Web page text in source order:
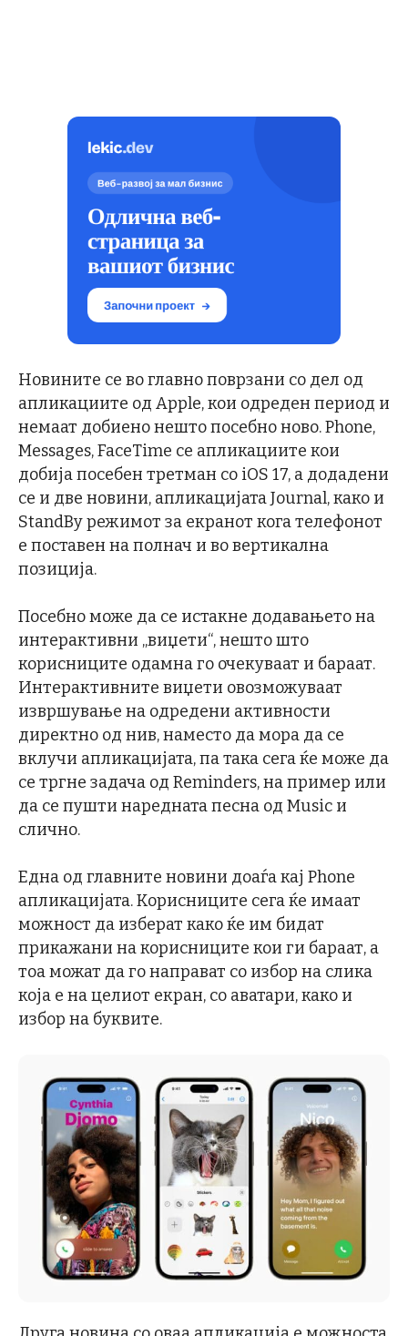
Новините се во главно поврзани со дел од
апликациите од Apple, кои одреден период и
немаат добиено нешто посебно ново. Phone,
Messages, FaceTime се апликациите кои
добија посебен третман со iOS 17, а додадени
се и две новини, апликацијата Journal, како и
StandBy режимот за екранот кога телефонот
е поставен на полнач и во вертикална
позиција.
Посебно може да се истакне додавањето на
интерактивни „виџети“, нешто што
корисниците одамна го очекуваат и бараат.
Интерактивните виџети овозможуваат
извршување на одредени активности
директно од нив, наместо да мора да се
вклучи апликацијата, па така сега ќе може да
се тргне задача од Reminders, на пример или
да се пушти наредната песна од Music и
слично.
Една од главните новини доаѓа кај Phone
апликацијата. Корисниците сега ќе имаат
можност да изберат како ќе им бидат
прикажани на корисниците кои ги бараат, а
тоа можат да го направат со избор на слика
која е на целиот екран, со аватари, како и
избор на буквите.